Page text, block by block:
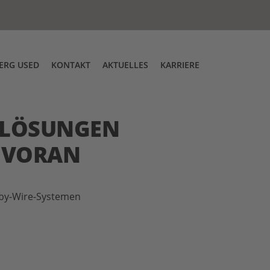
DT Low Entry Zugmaschine
USED KONTAKT AKTUELLES KARRIERE
Wire-Systemen